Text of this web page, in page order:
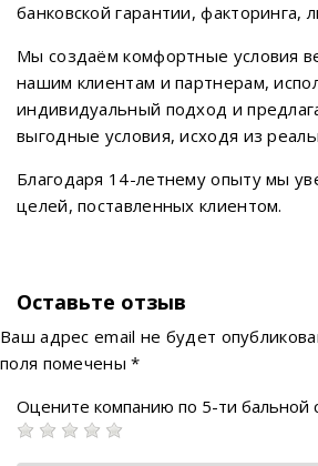
банковской гарантии, факторинга,
Мы создаём комфортные условия
нашим клиентам и партнерам,
индивидуальный подход и
выгодные условия, исходя из
Благодаря 14-летнему опыту мы
целей, поставленных клиентом.
Оставьте отзыв
Ваш адрес email не будет
поля помечены*
Оцените компанию по 5-ти бальной